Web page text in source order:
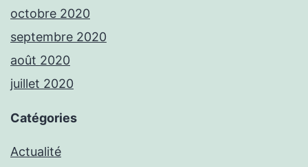
octobre 2020
septembre 2020
août 2020
juillet 2020
Catégories
Actualité